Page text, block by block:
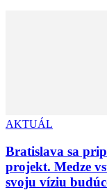
AKTUÁL
Bratislava sa
projekt. Medze
svoju víziu